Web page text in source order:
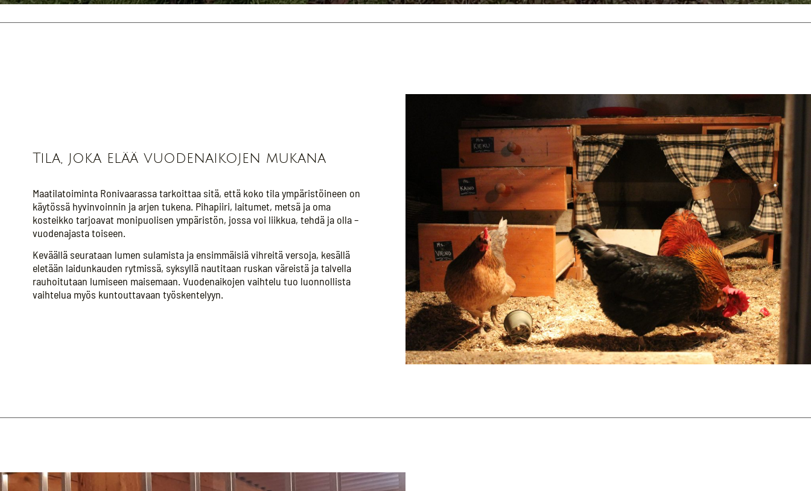
Tila, joka elää vuodenaikojen mukana
Maatilatoiminta Ronivaarassa tarkoittaa sitä, että koko tila ympäristöineen on
käytössä hyvinvoinnin ja arjen tukena. Pihapiiri, laitumet, metsä ja oma
kosteikko tarjoavat monipuolisen ympäristön, jossa voi liikkua, tehdä ja olla –
vuodenajasta toiseen.
Keväällä seurataan lumen sulamista ja ensimmäisiä vihreitä versoja, kesällä
eletään laidunkauden rytmissä, syksyllä nautitaan ruskan väreistä ja talvella
rauhoitutaan lumiseen maisemaan. Vuodenaikojen vaihtelu tuo luonnollista
vaihtelua myös kuntouttavaan työskentelyyn.